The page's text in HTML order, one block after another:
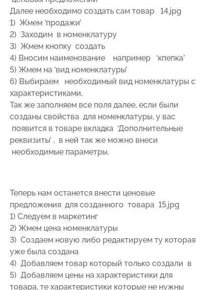
Далее необходимо создать сам товар 14.jpg
1) Жмем ‘продажи’
2) Заходим в номенклатуру
3) Жмем кнопку создать
4) Вносим наименование например ‘кпепка’
5) Жмем на ‘вид номенклатуры’
6) Выбираем необходимый вид номенклатуры с
характеристиками,
Так же заполняем все поля далее, если были
созданы свойства для номенклатуры, у вас
появится в товаре вкладка ‘Дополнительные
реквизиты’ , в ней так же можно внеси
необходимые параметры.
Теперь нам останется внести ценовые
предложения для созданного товара 15.jpg
1) Следуем в маркетинг
2) Жмем цена номенклатуры
3) Создаем новую либо редактируем ту которая
уже была создана
4) Добавляем товар который только создали в
5) Добавляем цены на характеристики для
товара, те характеристики которые не нужны